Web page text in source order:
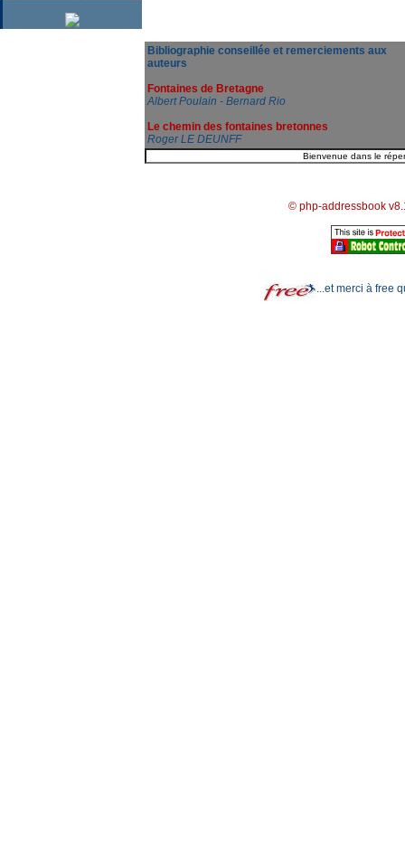
Bibliographie conseillée et remerciements aux
auteurs
Fontaines de Bretagne
Albert Poulain - Bernard Rio
Le chemin des fontaines bretonnes
Roger LE DEUNFF
© php-addressbook
...et merci à free